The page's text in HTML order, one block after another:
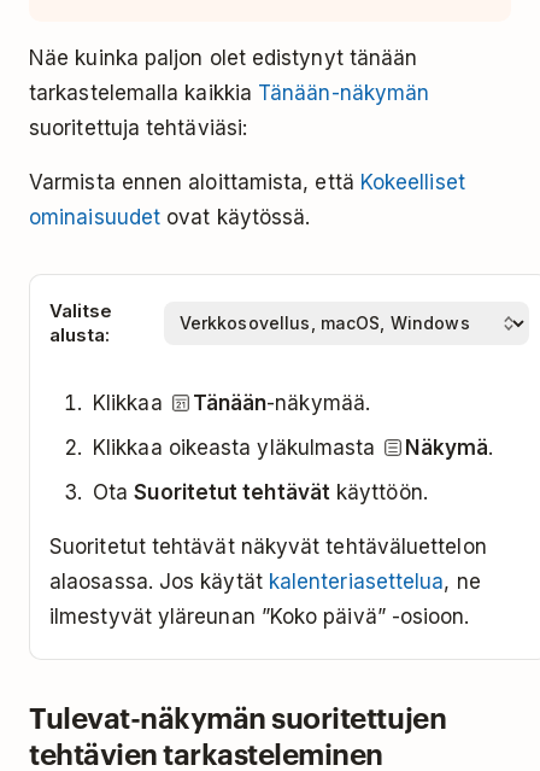
Näe kuinka paljon olet edistynyt tänään
tarkastelemalla kaikkia Tänään-näkymän
suoritettuja tehtäviäsi:
Varmista ennen aloittamista, että Kokeelliset
ominaisuudet ovat käytössä.
Valitse
alusta:
Klikkaa Tänään-näkymää.
Klikkaa oikeasta yläkulmasta
Näkymä.
OtaSuoritetut tehtävät käyttöön.
Suoritetut tehtävät näkyvät tehtäväluettelon
alaosassa. Jos käytät kalenteriasettelua, ne
ilmestyvät yläreunan ”Koko päivä” -osioon.
Tulevat-näkymän suoritettujen
tehtävien tarkasteleminen